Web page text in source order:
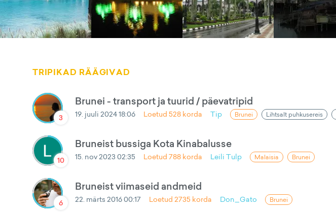
TRIPIKAD RÄÄGIVAD
3
Brunei - transport ja tuurid / päevatripid
19. juuli 2024 18:06 Loetud 528 korda Tip Brunei Lihtsalt puhkusereis
10
Bruneist bussiga Kota Kinabalusse
15. nov 2023 02:35 Loetud 788 korda Leili Tulp Malaisia Brunei
6
Bruneist viimaseid andmeid
22. märts 2016 00:17 Loetud 2735 korda Don_Gato Brunei